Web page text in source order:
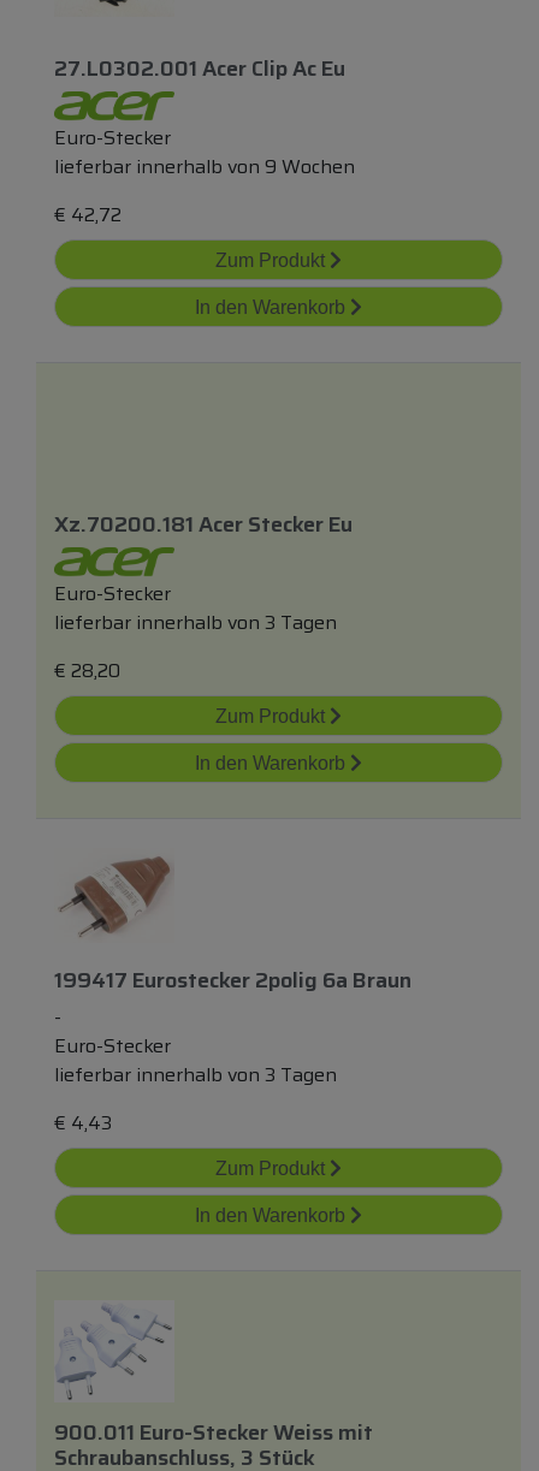
27.l0302.001 Acer Clip Ac Eu
Euro-Stecker
lieferbar innerhalb von 9 Wochen
€ 42,72
Zum Produkt
In den Warenkorb
Xz.70200.181 Acer Stecker Eu
Euro-Stecker
lieferbar innerhalb von 3 Tagen
€ 28,20
Zum Produkt
In den Warenkorb
199417 Eurostecker 2polig 6a Braun
-
Euro-Stecker
lieferbar innerhalb von 3 Tagen
€ 4,43
Zum Produkt
In den Warenkorb
900.011 Euro-Stecker Weissmit
Schraubanschluss, 3 Stück